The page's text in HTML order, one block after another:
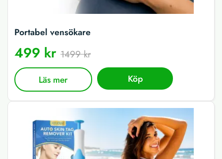
Portabel vensökare
499 kr 1499 kr
Läs mer Köp